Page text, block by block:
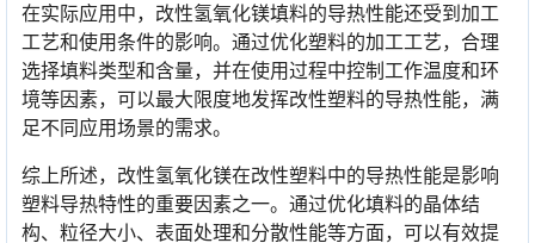
在实际应用中，改性氢氧化镁填料的导热性能还受到加工
工艺和使用条件的影响。通过优化塑料的加工工艺，合理
选择填料类型和含量，并在使用过程中控制工作温度和环
境等因素，可以最大限度地发挥改性塑料的导热性能，满
足不同应用场景的需求。
综上所述，改性氢氧化镁在改性塑料中的导热性能是影响
塑料导热特性的重要因素之一。通过优化填料的晶体结
构、粒径大小、表面处理和分散性能等方面，可以有效提